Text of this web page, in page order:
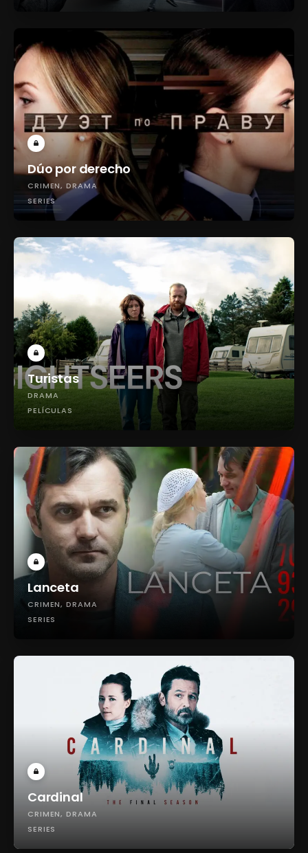
Dúo por derecho
CRIMEN DRAMA
SERIES
Turistas
DRAMA
PELÍCULAS
Lanceta
CRIMEN DRAMA
SERIES
Cardinal
CRIMEN DRAMA
SERIES